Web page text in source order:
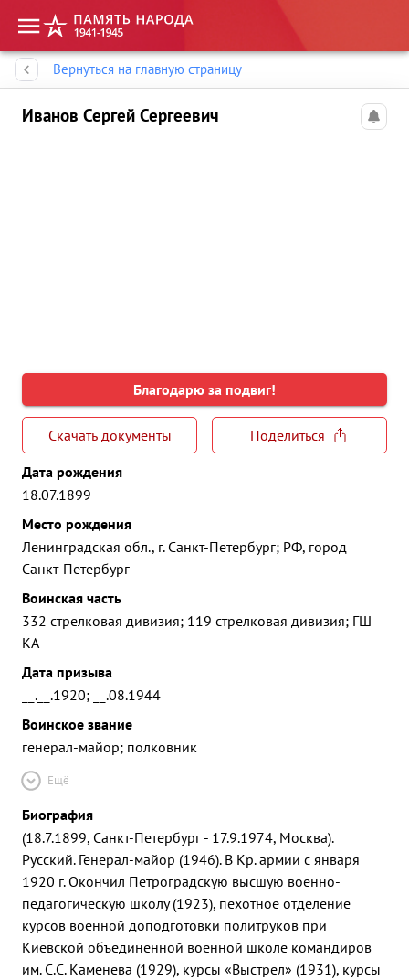
Вернуться на главную страницу
Иванов Сергей Сергеевич
Благодарю за подвиг!
Скачать документы
Поделиться
Дата рождения
18.07.1899
Место рождения
Ленинградская обл., г. Санкт-Петербург; РФ, город
Санкт-Петербург
Воинская часть
332 стрелковая дивизия; 119 стрелковая дивизия; ГШ
КА
Дата призыва
__.__.1920; __.08.1944
Воинское звание
генерал-майор; полковник
Ещё
Биография
(18.7.1899, Санкт-Петербург - 17.9.1974, Москва).
Русский. Генерал-майор (1946). В Кр. армии с января
1920 г. Окончил Петроградскую высшую военно-
педагогическую школу (1923), пехотное отделение
курсов военной доподготовки политруков при
Киевской объединенной военной школе командиров
им. С.С. Каменева (1929), курсы «Выстрел» (1931), курсы
Память народа